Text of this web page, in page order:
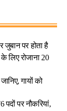
पर होता है
लिए रोजाना 20
गायों को
पदों पर नौकरियां,